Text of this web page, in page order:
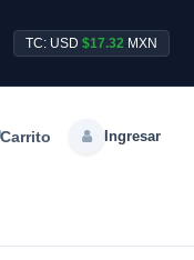
ya disponibles.
TC: USD$17.32 MXN
Carrito Ingresar